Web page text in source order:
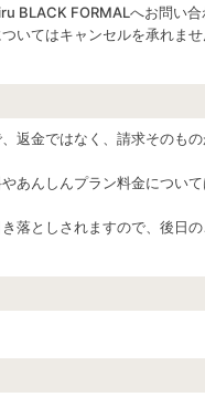
BLACK FORMALへお問い合
いてはキャンセルを承れませ
返金ではなく、請求そのも
あんしんプラン料金につい
落としされますので、後日の